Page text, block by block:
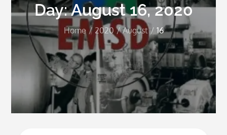
Day:August 16, 2020
Home 2020 August 16